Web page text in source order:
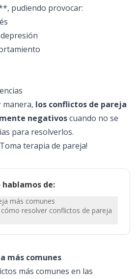
pudiendo provocar:
manera, los conflictos de pareja
negativoscuando no se
para resolverlos.
terapia de pareja!
de:
más comunes
resolver conflictos de pareja
más comunes
más comunes en las